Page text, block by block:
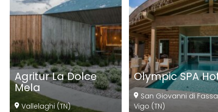
Agritur La Dolce
Mela
Vallelaghi (TN)
Olympic SPA
San Giovanni di
Vigo (TN)